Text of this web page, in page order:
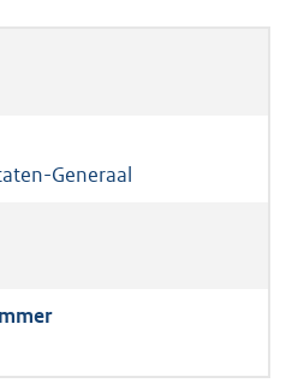
Generaal